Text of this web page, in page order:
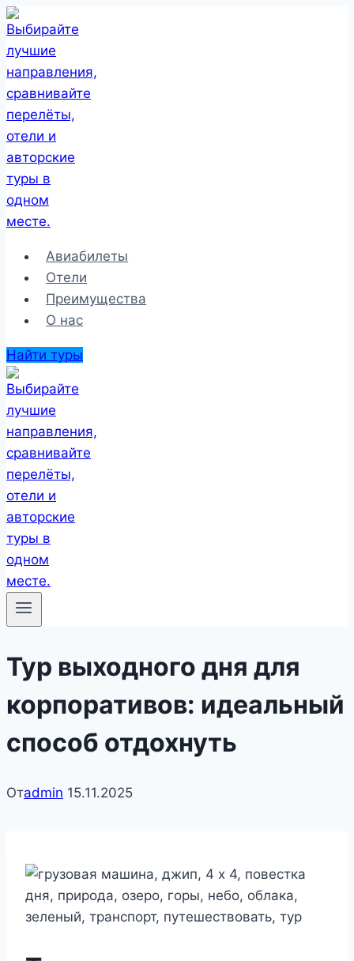
Перейти
к
содержимому
Авиабилеты
Отели
Преимущества
О нас
Найти туры
Тур выходного дня для
корпоративов: идеальный
способ отдохнуть
Отadmin 15.11.2025